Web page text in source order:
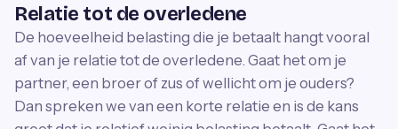
Relatie tot de overledene
De hoeveelheid belasting die je betaalt hangt vooral
af van je relatie tot de overledene. Gaat het om je
partner, een broer of zus of wellicht om je ouders?
Dan spreken we van een korte relatie en is de kans